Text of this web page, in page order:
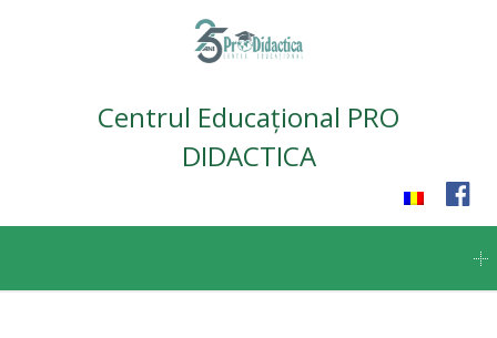
Centrul Educațional PRO
DIDACTICA
content